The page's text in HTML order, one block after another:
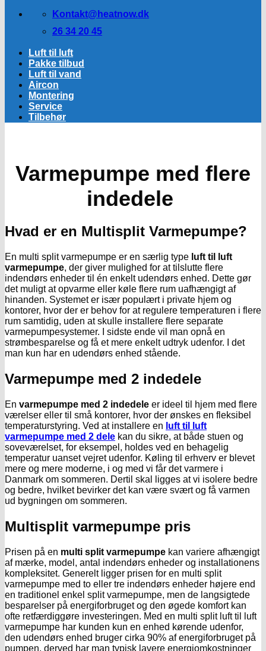
Kontakt@heatnow.dk
26 34 20 45
Luft til luft
Pakke tilbud
Luft til vand
Aircon
Montering
Service
Tilbehør
Varmepumpe med flere
indedele
Hvad er en Multisplit Varmepumpe?
En multi split varmepumpe er en særlig type luft til luft
varmepumpe, der giver mulighed for at tilslutte flere
indendørs enheder til én enkelt udendørs enhed. Dette gør
det muligt at opvarme eller køle flere rum uafhængigt af
hinanden. Systemet er især populært i private hjem og
kontorer, hvor der er behov for at regulere temperaturen i flere
rum samtidig, uden at skulle installere flere separate
varmepumpesystemer. I sidste ende vil man opnå en
strømbesparelse og få et mere enkelt udtryk udenfor. I det
man kun har en udendørs enhed stående.
Varmepumpe med 2 indedele
En varmepumpe med 2 indedele er ideel til hjem med flere
værelser eller til små kontorer, hvor der ønskes en fleksibel
temperaturstyring. Ved at installere en luft til luft
varmepumpe med 2 dele kan du sikre, at både stuen og
soveværelset, for eksempel, holdes ved en behagelig
temperatur uanset vejret udenfor. Køling til erhverv er blevet
mere og mere moderne, i og med vi får det varmere i
Danmark om sommeren. Dertil skal ligges at vi isolere bedre
og bedre, hvilket bevirker det kan være svært og få varmen
ud bygningen om sommeren.
Multisplit varmepumpe pris
Prisen på en multi split varmepumpe kan variere afhængigt
af mærke, model, antal indendørs enheder og installationens
kompleksitet. Generelt ligger prisen for en multi split
varmepumpe med to eller tre indendørs enheder højere end
en traditionel enkel split varmepumpe, men de langsigtede
besparelser på energiforbruget og den øgede komfort kan
ofte retfærdiggøre investeringen. Med en multi split luft til luft
varmepumpe har kunden kun en enhed kørende udenfor,
den udendørs enhed bruger cirka 90% af energiforbruget på
pumpen, derved har man typisk lavere energiomkostninger